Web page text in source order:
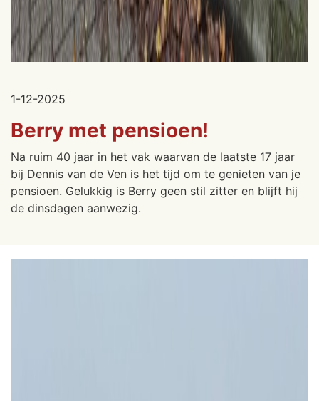
1-12-2025
Berry met pensioen!
Na ruim 40 jaar in het vak waarvan de laatste 17 jaar
bij Dennis van de Ven is het tijd om te genieten van je
pensioen. Gelukkig is Berry geen stil zitter en blijft hij
de dinsdagen aanwezig.